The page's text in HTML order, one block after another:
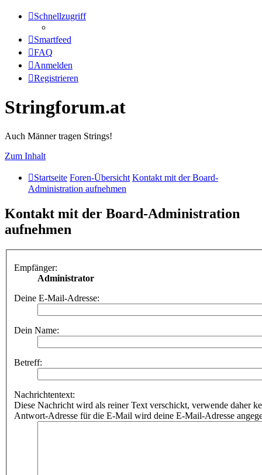
Schnellzugriff
Smartfeed
FAQ
Anmelden
Registrieren
Stringforum.at
Auch Männer tragen Strings!
Zum Inhalt
Startseite Foren-Übersicht Kontakt mit der Board-
Administration aufnehmen
Kontakt mit der Board-Administration
aufnehmen
Empfänger:
Administrator
Deine E-Mail-Adresse:
Dein Name:
Betreff:
Nachrichtentext:
Diese Nachricht wird als reiner Text verschickt, verwende daher
Antwort-Adresse für die E-Mail wird deine E-Mail-Adresse